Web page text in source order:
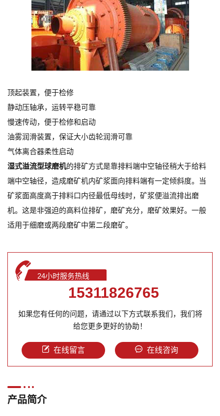
顶起装置，便于检修
静动压轴承，运转平稳可靠
慢速传动，便于检修和启动
油雾润滑装置，保证大小齿轮润滑可靠
气体离合器柔性启动
湿式溢流型球磨机的排矿方式是靠排料端中空轴径稍大于给料
端中空轴径，造成磨矿机内矿浆面向排料端有一定倾斜度。当
矿浆面高度高于排料口内径最低母线时，矿浆便溢流排出磨
机。这是非强迫的高料位排矿，磨矿充分，磨矿效果好。一般
适用于细磨或两段磨矿中第二段磨矿。
24小时服务热线
15311826765
如果您有任何的问题，请通过以下方式联系我们，我们将
给您更多更好的协助！
在线留言 在线咨询
产品简介